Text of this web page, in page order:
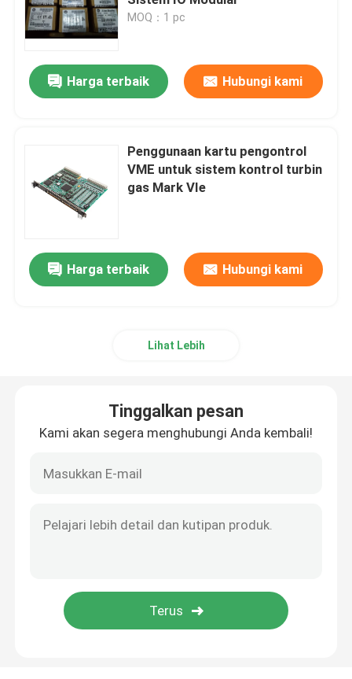
Modul ABB
ICS Triplex PLC
Triconex DCS
Modul Woodward
Emerson Delta V DCS
Westinghouse Ovation
MOQ：1 pc
Harga terbaik Hubungi kami
Penggunaan kartu pengontrol
VME untuk sistem kontrol turbin
gas Mark VIe
Harga terbaik Hubungi kami
Lihat Lebih
Tinggalkan pesan
Kami akan segera menghubungi Anda kembali!